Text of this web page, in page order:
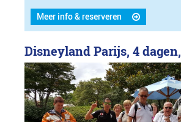
Meer info & reserveren
Disneyland Parijs, 4 dagen,